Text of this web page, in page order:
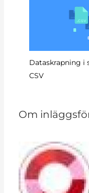
Dataskrapning i
CSV
Om